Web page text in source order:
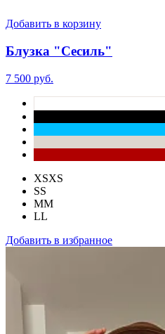
Добавить в корзину
Блузка "Сесиль"
7 500 руб.
XSXS
SS
MM
LL
Добавить в избранное